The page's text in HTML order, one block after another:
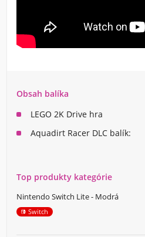
Obsah balíka
LEGO 2K Drive hra
Aquadirt Racer DLC balík:
Top produkty kategórie
Nintendo Switch Lite - Modrá
Switch